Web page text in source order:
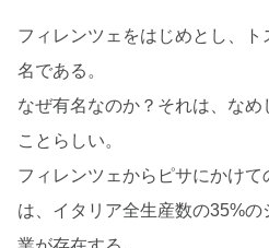
フィレンツェをはじめとし、
名である。
なぜ有名なのか？それは、なめ
ことらしい。
フィレンツェからピサにかけ
は、イタリア全生産数の35%